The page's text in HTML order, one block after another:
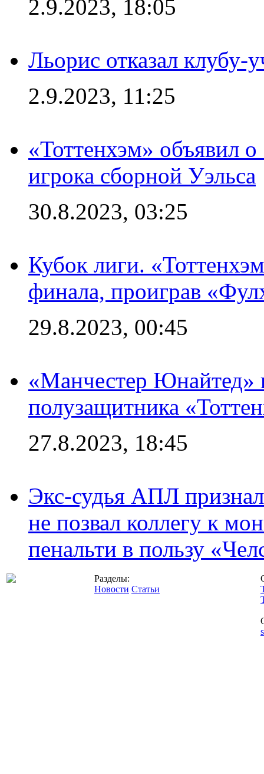
2.9.2023, 18:05
Льорис отказал клубу-
2.9.2023, 11:25
«Тоттенхэм» объявил
игрока сборной Уэльса
30.8.2023, 03:25
Кубок лиги.
финала, проиграв
29.8.2023, 00:45
«Манчестер Юнайтед»
полузащитника
27.8.2023, 18:45
Экс-судья АПЛ
не позвал коллегу к
пенальти в пользу
Разделы:
Новости Статьи